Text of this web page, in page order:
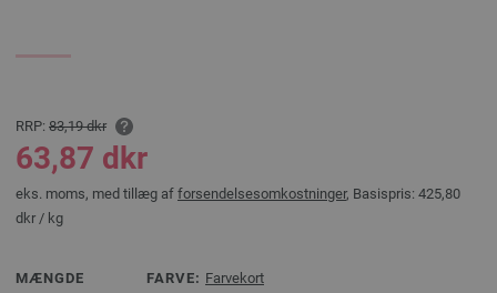
RRP: 83,19 dkr
63,87 dkr
eks. moms, med tillæg af forsendelsesomkostninger, Basispris: 425,80
dkr / kg
MÆNGDE FARVE: Farvekort